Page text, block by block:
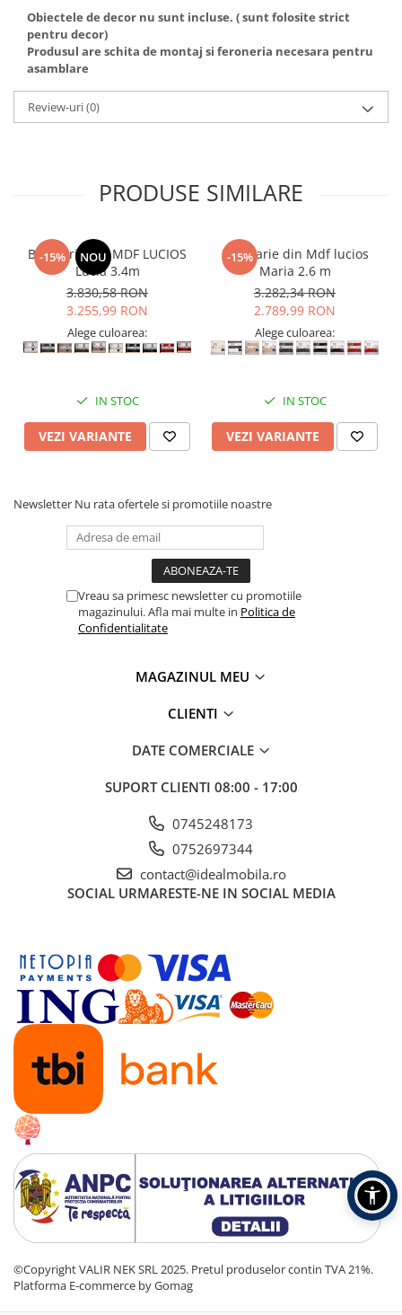
Obiectele de decor nu sunt incluse. ( sunt folosite strict
pentru decor)
Produsul are schita de montaj si feroneria necesara pentru
asamblare
Review-uri(0)
PRODUSE SIMILARE
-15% NOU
Bucatarie din MDF LUCIOS
Lucia 3.4m
3.830,58 RON
3.255,99 RON
Alege culoarea:
IN STOC
VEZI VARIANTE
-15%
Bucatarie din Mdf lucios
Maria 2.6 m
3.282,34 RON
2.789,99 RON
Alege culoarea:
IN STOC
VEZI VARIANTE
Newsletter Nu rata ofertele si promotiile noastre
Vreau sa primesc newsletter cu promotiile
magazinului. Afla mai multe in Politica de
Confidentialitate
MAGAZINUL MEU
CLIENTI
DATE COMERCIALE
SUPORT CLIENTI 08:00 - 17:00
0745248173
0752697344
contact@idealmobila.ro
SOCIAL URMARESTE-NE IN SOCIAL MEDIA
©Copyright VALIR NEK SRL 2025. Pretul produselor contin TVA 21%.
Platforma E-commerce by Gomag